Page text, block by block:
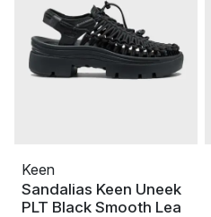
Keen
Sandalias Keen Uneek
PLT Black Smooth Lea